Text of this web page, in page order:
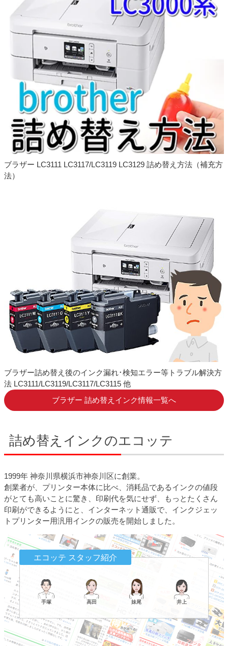
ブラザー LC3111 LC3117/LC3119 LC3129 詰め替え方法（補充方
法）
ブラザー詰め替え後のインク漏れ･検知エラー等トラブル解決方
法 LC3111/LC3119/LC3117/LC3115 他
ブラザー 詰め替えインク情報一覧へ
詰め替えインクのエコッテ
1999年 神奈川県横浜市神奈川区に創業。
創業者が、プリンター本体に比べ、消耗品であるインクの値段
がとても高いことに驚き、印刷代を気にせず、もっとたくさん
印刷ができるようにと、インターネット通販で、インクジェッ
トプリンター用汎用インクの販売を開始しました。
エコッテ スタッフ紹介
手塚 高田 妹尾 井上